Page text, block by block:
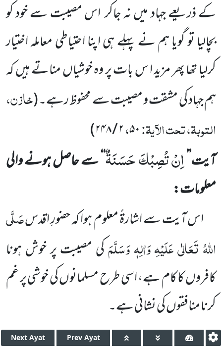
کے ذریعے جہاد میں نہ جاکراس مصیبت سے خودکو
بچالیا تو گویا ہم نے پہلے ہی اپنا احتیاطی معاملہ اختیار
کرلیا تھا پھر مزید ا س بات پر وہ خوشیاں مناتے ہیں کہ
ہم جہاد کی مشقت و مصیبت سے محفوظ رہے۔(خازن،
التوبۃ، تحت الآیۃ:۵۰،۲/۲۴۸)
آیت’’اِنْ تُصِبْكَ حَسَنَةٌ‘‘ سے حاصل ہونے والی
معلومات:
اس آیت سے اشارۃً معلوم ہوا کہ حضورِ اقدسصَلَّی
اللہُ تَعَالٰی عَلَیْہِ وَاٰلِہٖ وَسَلَّمَکی مصیبت پر خوش ہونا
کافروں کا کام ہے، اسی طرح مسلمانوں کی خوشی پر غم
کرنا منافقوں کی نشانی ہے۔
Next Ayat Prev Ayat